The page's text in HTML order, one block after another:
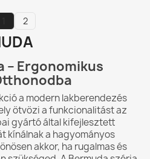
2
– Ergonomikus
a modern lakberendezés
ötvözi a funkcionalitást az
gyártó által kifejlesztett
kínálnak a hagyományos
akkor, ha rugalmas és